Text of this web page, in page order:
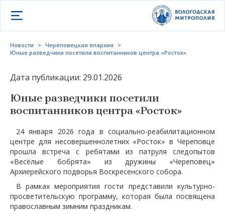
Открыть меню
Новости > Череповецкая епархия
>
Юные разведчики посетили воспитанников центра «Росток»
Дата публикации: 29.01.2026
Юные разведчики посетили
воспитанников центра «Росток»
24 января 2026 года в социально-реабилитационном
центре для несовершеннолетних «Росток» в Череповце
прошла встреча с ребятами из патруля следопытов
«Весёлые бобрята» из дружины «Череповец»
Архиерейского подворья Воскресенского собора.
В рамках мероприятия гости представили культурно-
просветительскую программу, которая была посвящена
православным зимним праздникам.